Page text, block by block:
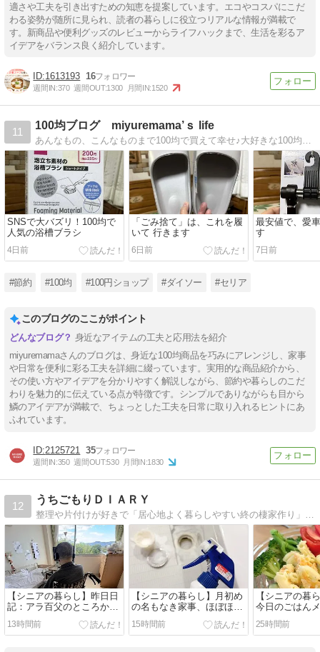
適さや工夫を引き出すための知恵を提案しています。エコやコスパにこだ
わる姿勢が随所に見られ、読者の暮らしに役立つリアルな情報が満載で
す。新商品や便利グッズのレビューからライフハックまで、生活を彩るア
イデアをバランス良く紹介しています。
1613193 16
週間IN:370 週間OUT:1300 月間IN:1520
11
100均ブログ miyuremama’ｓ life
あんなもの、こんなものまで100均で買えて幸せ♪大好きな100均雑貨を駆使した節約しているつもり生活をちらっとお届けしますみなさまの参考になるとうれしいです！！
SNSで大バズリ！100均で
人気の浴槽ブラシ
4日前
「ごみ捨て」は、これを履
いて 行きます
6日前
最安値で、愛
す
7日前
#節約 #100均 #100円ショップ #ダイソー #セリア
このブログのここがポイント
身近なアイテムの工夫と応用法を紹介
miyuremamaさんのブログは、身近な100均商品を巧みにアレンジし、家事
や日常を便利に彩る工夫を詳細に綴っています。実用的な商品紹介から、
その使い方やアイデアを分かりやすく解説しながら、節約や暮らしのこだ
わりを魅力的に伝えている点が特徴です。シンプルでありながらも目から
鱗のアイデアが満載で、ちょっとした工夫を日常に取り入れるヒントにあ
ふれています。
2125721 35
週間IN:350 週間OUT:530 月間IN:1830
12
うちごもりＤＩＡＲＹ
整理や片付けが好きで「居心地よく暮らしやすい終の棲家作り」と「シンプルライフ」を目指す毎日。 田舎暮らしでもインテリアにはこだわってちょっとおしゃれに暮らした…
【シニアの暮らし】昨日日
記：アラ百父のところから
いつもの買い出し🚙🛒。。
13時間前
【シニアの暮らし】月初め
の名もなき家事、ほぼほぼ
終了👏💕。。
15時間前
【シニアの暮
今日のごはん
25時間前